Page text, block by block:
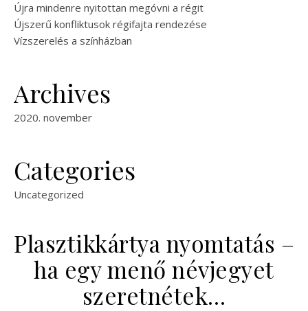
Újra mindenre nyitottan megóvni a régit
Újszerű konfliktusok régifajta rendezése
Vízszerelés a színházban
Archives
2020. november
Categories
Uncategorized
Plasztikkártya nyomtatás –
ha egy menő névjegyet
szeretnétek…